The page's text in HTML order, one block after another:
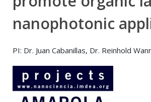
nanophotonic
PI: Dr. Juan Cabanillas, Dr. Reinhold